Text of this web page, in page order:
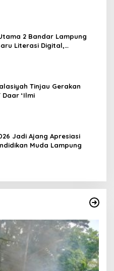
Utama 2 Bandar Lampung
Literasi Digital,
Etika Bermedia Sosial
Tinjau Gerakan
Daar ‘Ilmi
Jadi Ajang Apresiasi
Muda Lampung